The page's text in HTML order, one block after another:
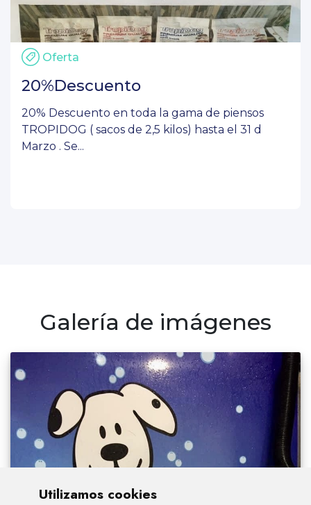
Utilizamos cookies
Oferta
20%Descuento
20% Descuento en toda la gama de piensos
TROPIDOG ( sacos de 2,5 kilos) hasta el 31 d
Marzo . Se...
Galería de imágenes